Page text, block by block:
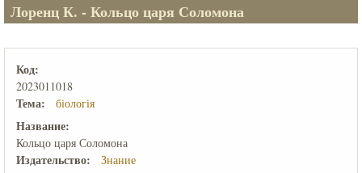
Лоренц К. - Кольцо царя Соломона
Код:
2023011018
Тема: біологія
Название:
Кольцо царя Соломона
Издательство: Знание